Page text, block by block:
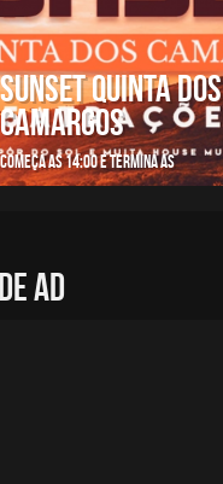
SUNSET QUINTA DOS
CAMARGOS
Começa as 14:00 e termina as
AD